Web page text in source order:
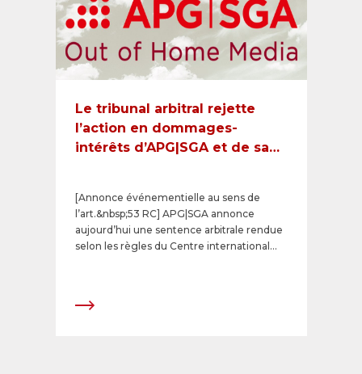
Le tribunal arbitral rejette
l’action en dommages-
intérêts d’APG|SGA et de sa
[Annonce événementielle au sens de
l’art.&nbsp;53 RC] APG|SGA annonce
aujourd’hui une sentence arbitrale rendue
selon les règles du Centre international
avec la capitale serbe, Belgrade, et fondé